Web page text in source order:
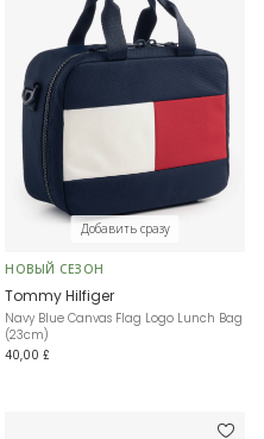
Добавить сразу
НОВЫЙ СЕЗОН
Tommy Hilfiger
Navy Blue Canvas Flag Logo Lunch Bag
(23cm)
40,00 £